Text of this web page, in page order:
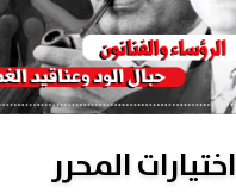
اختيارات المحرر